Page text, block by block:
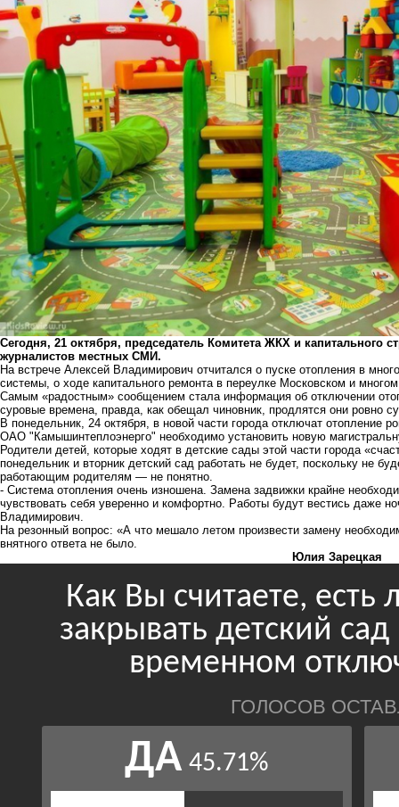
Сегодня, 21 октября, председатель Комитета ЖКХ и капитального
журналистов местных СМИ.
На встрече Алексей Владимирович отчитался о пуске отопления в
системы, о ходе капитального ремонта в переулке Московском и
Самым «радостным» сообщением стала информация об отключении
суровые времена, правда, как обещал чиновник, продлятся они ровно
В понедельник, 24 октября, в новой части города отключат отопление
ОАО "Камышинтеплоэнерго" необходимо установить новую
Родители детей, которые ходят в детские сады этой части города
понедельник и вторник детский сад работать не будет, поскольку не
работающим родителям — не понятно.
- Система отопления очень изношена. Замена задвижки крайне
чувствовать себя уверенно и комфортно. Работы будут вестись даже
Владимирович.
На резонный вопрос: «А что мешало летом произвести замену
внятного ответа не было.
Юлия Зарецкая